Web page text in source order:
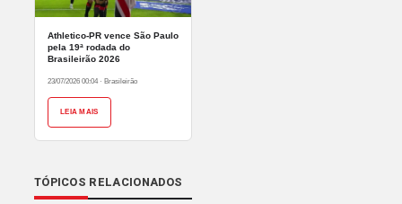
Athletico-PR vence São Paulo
pela 19ª rodada do
Brasileirão 2026
23/07/2026 00:04 · Brasileirão
LEIA MAIS
TÓPICOS RELACIONADOS